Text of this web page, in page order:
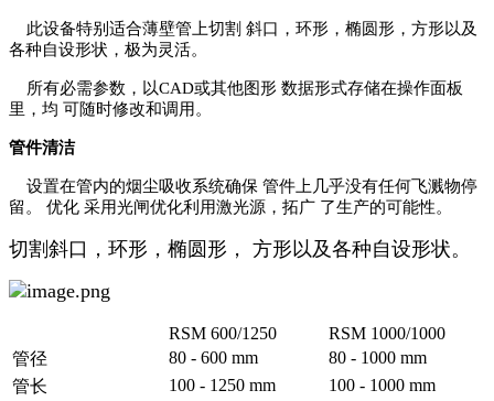
此设备特别适合薄壁管上切割 斜口，环形，椭圆形，方形以及
各种自设形状，极为灵活。
所有必需参数，以CAD或其他图形 数据形式存储在操作面板
里，均 可随时修改和调用。
管件清洁
设置在管内的烟尘吸收系统确保 管件上几乎没有任何飞溅物停
留。 优化 采用光闸优化利用激光源，拓广 了生产的可能性。
切割斜口，环形，椭圆形， 方形以及各种自设形状。
RSM 600/1250
RSM 1000/1000
管径
80 - 600 mm
80 - 1000 mm
管长
100 - 1250 mm
100 - 1000 mm